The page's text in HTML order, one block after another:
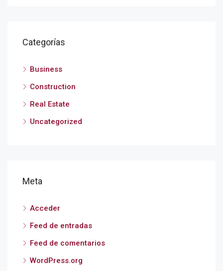
Categorías
Business
Construction
Real Estate
Uncategorized
Meta
Acceder
Feed de entradas
Feed de comentarios
WordPress.org